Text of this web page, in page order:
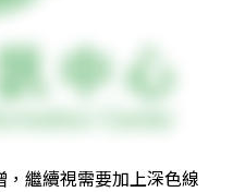
繼續視需要加上深色線